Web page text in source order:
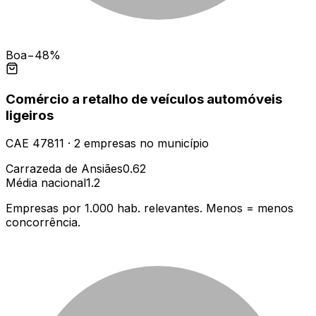
Boa−48%
Comércio a retalho de veículos automóveis
ligeiros
CAE 47811 · 2 empresas no município
Carrazeda de Ansiães0.62
Média nacional1.2
Empresas por 1.000 hab. relevantes. Menos = menos
concorrência.